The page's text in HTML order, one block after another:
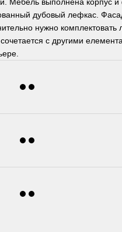
дубовый лефкас.
нужно комплектовать
с другими